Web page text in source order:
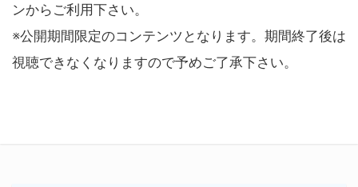
ンからご利用下さい。
※公開期間限定のコンテンツとなります。期間終了後は
視聴できなくなりますので予めご了承下さい。